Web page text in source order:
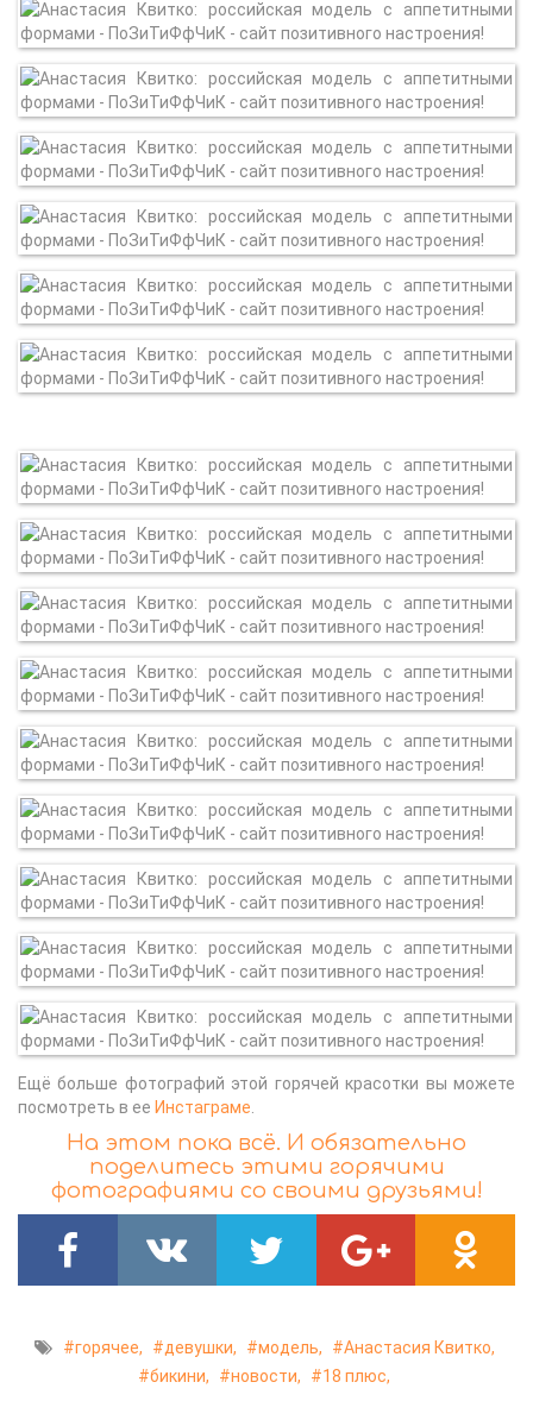
Ещё больше фотографий этой горячей красотки вы можете
посмотреть в ее Инстаграме
На этом пока всё. И обязательно
поделитесь этими горячими
фотографиями со своими друзьями!
горячее, девушки, модель,
Анастасия Квитко,
бикини,
новости, 18 плюс,